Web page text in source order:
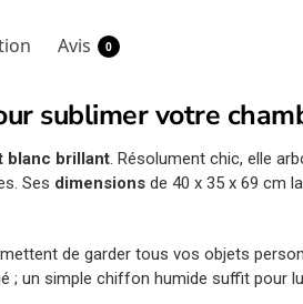
Avis 0
sublimer votre
blanc brillant. Résolument chic, elle
Ses dimensions de 40 x 35 x 69 cm
de garder tous vos objets
un simple chiffon humide suffit pour